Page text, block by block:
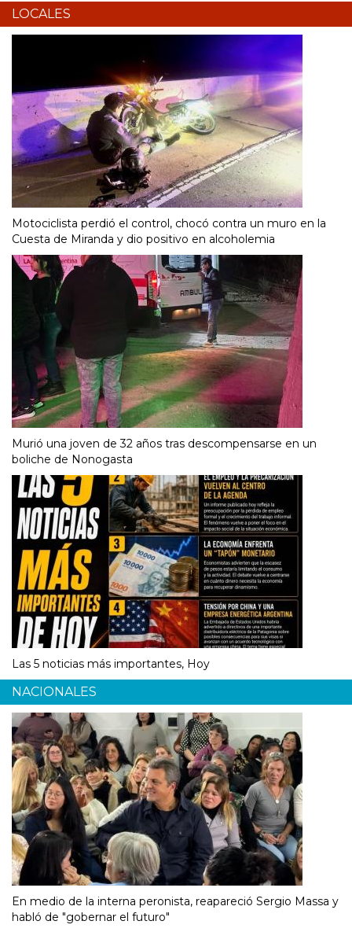
LOCALES
Motociclista perdió el control, chocó contra un muro en la
Cuesta de Miranda y dio positivo en alcoholemia
Murió una joven de 32 años tras descompensarse en un
boliche de Nonogasta
Las 5 noticias más importantes, Hoy
NACIONALES
En medio de la interna peronista, reapareció Sergio Massa y
habló de "gobernar el futuro"